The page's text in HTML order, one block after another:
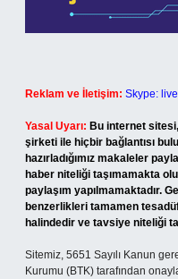
Reklam ve İletişim: Skype:
Yasal Uyarı: Bu internet
şirketi ile hiçbir bağlantısı
hazırladığımız makaleler
haber niteliği taşımamakta
paylaşım yapılmamaktadır.
benzerlikleri tamamen
halindedir ve tavsiye niteliği
Sitemiz, 5651 Sayılı Kanun
Kurumu (BTK) tarafından